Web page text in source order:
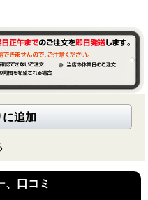
追加
、口コミ